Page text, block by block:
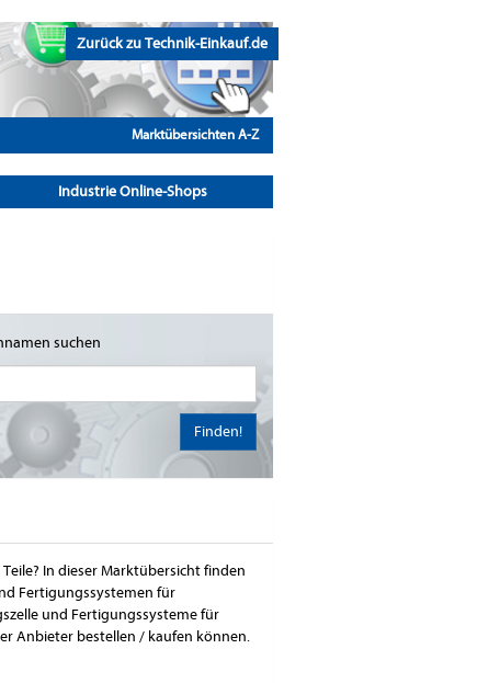
Zurück zu Technik-Einkauf.de
Marktübersichten A-Z
Industrie Online-Shops
suchen
Finden!
In dieser Marktübersicht finden
Fertigungssystemen für
und Fertigungssysteme für
Anbieter bestellen / kaufen können.